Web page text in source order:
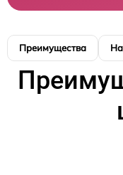
Преимущества